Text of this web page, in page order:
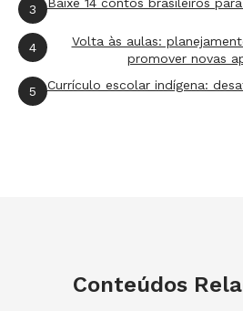
3
4
Volta às aulas:
promover novas
5 Currículo escolar indígena:
Conteúdos